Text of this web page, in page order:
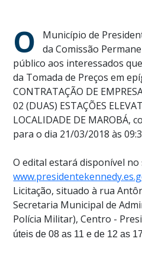
O
Município de
da Comissão
público aos interessados
da Tomada de Preços em
CONTRATAÇÃO DE
02 (DUAS) ESTAÇÕES
LOCALIDADE DE MAROBÁ,
para o dia 21/03/2018 às
O edital estará disponível no
Licitação,situado à rua
Secretaria Municipal de
Polícia Militar), Centro -
úteis de 08 as 11 e de 12 as